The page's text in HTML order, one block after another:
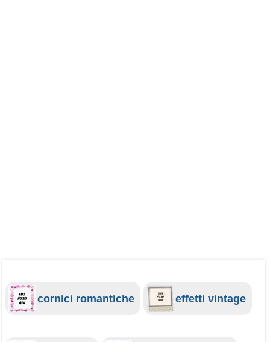
cornici romantiche effetti vintage